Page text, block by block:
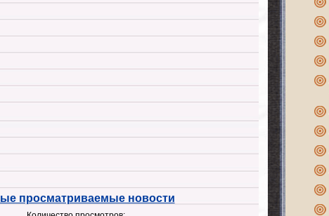
просматриваемые новости